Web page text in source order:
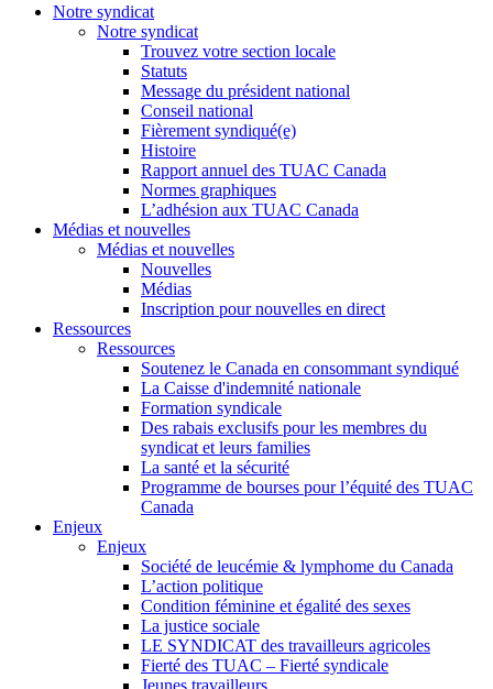
Notre syndicat
Notre syndicat
Trouvez votre section locale
Statuts
Message du président national
Conseil national
Fièrement syndiqué(e)
Histoire
Rapport annuel des TUAC Canada
Normes graphiques
L’adhésion aux TUAC Canada
Médias et nouvelles
Médias et nouvelles
Nouvelles
Médias
Inscription pour nouvelles en direct
Ressources
Ressources
Soutenez le Canada en consommant syndiqué
La Caisse d'indemnité nationale
Formation syndicale
Des rabais exclusifs pour les membres du
syndicat et leurs families
La santé et la sécurité
Programme de bourses pour l’équité des TUAC
Canada
Enjeux
Enjeux
Société de leucémie & lymphome du Canada
L’action politique
Condition féminine et égalité des sexes
La justice sociale
LE SYNDICAT des travailleurs agricoles
Fierté des TUAC – Fierté syndicale
Jeunes travailleurs